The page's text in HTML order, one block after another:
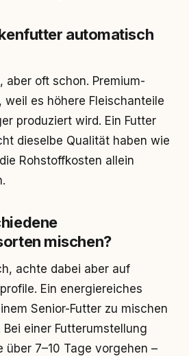
automatisch
aber oft schon. Premium-
weil es höhere Fleischanteile
produziert wird. Ein Futter
dieselbe Qualität haben wie
Rohstoffkosten allein
mischen?
achte dabei aber auf
Ein energiereiches
Senior-Futter zu mischen
einer Futterumstellung
über 7–10 Tage vorgehen –